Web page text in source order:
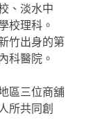
、淡水中
校理科。
竹出身的第
科醫院。
區三位商舖
所共同創